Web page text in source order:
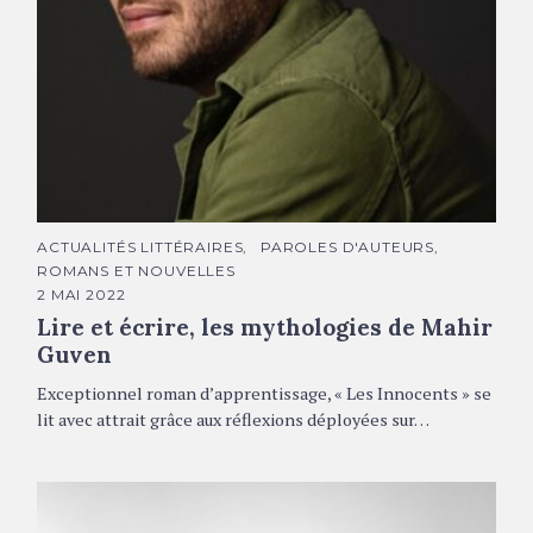
Mahir Guven © Jean-François Paga
C
T
É
O
R
I
S
ACTUALITÉS LITTÉRAIRES
PAROLES D'AUTEURS
ROMANS ET NOUVELLES
2 MAI 2022
Lire et écrire, les mythologies de Mahir
Guven
Exceptionnel roman d’apprentissage, « Les Innocents » se
lit avec attrait grâce aux réflexions déployées sur…